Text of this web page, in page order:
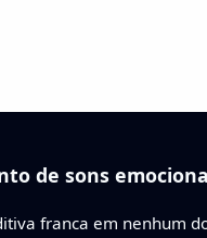
de sons
franca em nenhum